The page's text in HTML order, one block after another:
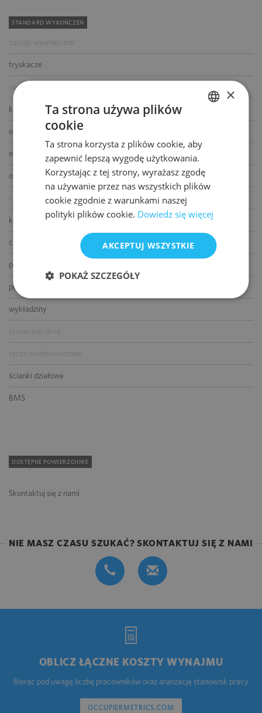
STANDARD WYKOŃCZEŃ
żaluzje wewnętrzne
tryskacze
podwójne zasilanie
kontrola dostępu
okablowanie telefoniczne
okablowanie komputerowe
okablowanie elektryczne
centrala telefoniczna
klimatyzacja
czujniki dymu i ciepła
podnoszone podłogi
podwieszane sufity
wykładziny
łącze światłowodowe
ścianki działowe
BMS
DOSTĘPNE POWIERZCHNIE
Skontaktuj się z nami
NIE MASZ CZASU SZUKAĆ? SKONTAKTUJ SIĘ Z NAMI
OBLICZ ŁĄCZNE KOSZTY WYNAJMU
Biorąc pod uwagę liczbę pracowników oraz aranżację stanowisk pracy
OCCUPIERMETRICS.COM
ENGLISH
×
Ta strona używa plików
cookie
Ta strona korzysta z plików cookie, aby
zapewnić lepszą wygodę użytkowania.
Korzystając z tej strony, wyrażasz zgodę
na używanie przez nas wszystkich plików
cookie zgodnie z warunkami naszej
polityki plików cookie. Dowiedz się więcej
AKCEPTUJ WSZYSTKIE
POKAŻ SZCZEGÓŁY